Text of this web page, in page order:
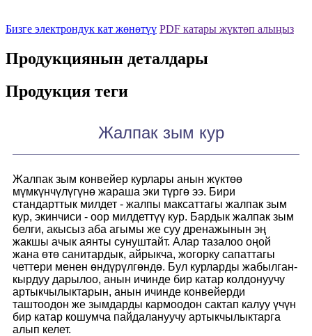
Бизге электрондук кат жөнөтүү PDF катары жүктөп алыңыз
Продукциянын деталдары
Продукция теги
Жалпак зым кур
Жалпак зым конвейер курлары анын жүктөө
мүмкүнчүлүгүнө жараша эки түргө ээ. Бири
стандарттык милдет - жалпы максаттагы жалпак зым
кур, экинчиси - оор милдеттүү кур. Бардык жалпак зым
белги, акысыз аба агымы же суу дренажынын эң
жакшы ачык аянты сунуштайт. Алар тазалоо оңой
жана өтө санитардык, айрыкча, жогорку сапаттагы
четтери менен өндүрүлгөндө. Бул курларды жабылган-
кырдуу дарылоо, анын ичинде бир катар колдонуучу
артыкчылыктарын, анын ичинде конвейерди
таштоодон же зымдарды кармоодон сактап калуу үчүн
бир катар кошумча пайдалануучу артыкчылыктарга
алып келет.